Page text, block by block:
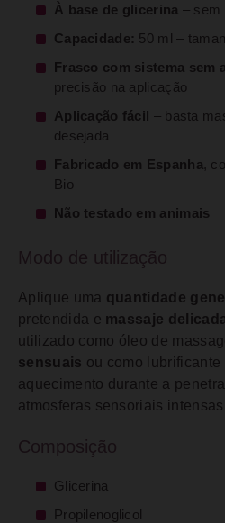
À base de glicerina – sem
Capacidade: 50 ml –
Frasco com sistema sem
precisão na aplicação
Aplicação fácil
– basta
desejada
Fabricado em Espanha,
Bio
Não testado em animais
Modo de utilização
Aplique uma quantidade
pretendida e massaje
utilizado como óleo de
sensuais ou como lubrificante
aquecimento durante a
atmosferas sensoriais
Composição
Glicerina
Propilenoglicol